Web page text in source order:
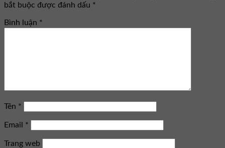
bắt buộc được đánh dấu *
Bình luận *
Tên *
Email *
Trang web